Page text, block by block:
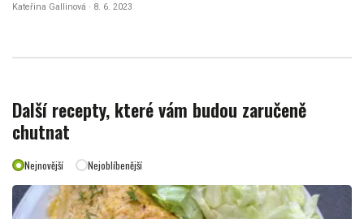
Kateřina Gallinová · 8. 6. 2023
Další recepty, které vám budou zaručeně
chutnat
Nejnovější Nejoblíbenější